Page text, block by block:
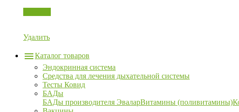
Удалить
Каталог товаров
Эндокринная система
Средства для лечения дыхательной системы
Тесты Ковид
БАДы
БАДы производителя ЭваларВитамины (поливитамины)